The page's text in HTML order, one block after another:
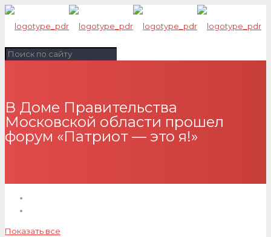
В Доме Правительства
Московской области прошел
форум «Патриот — это я!»
Показать все